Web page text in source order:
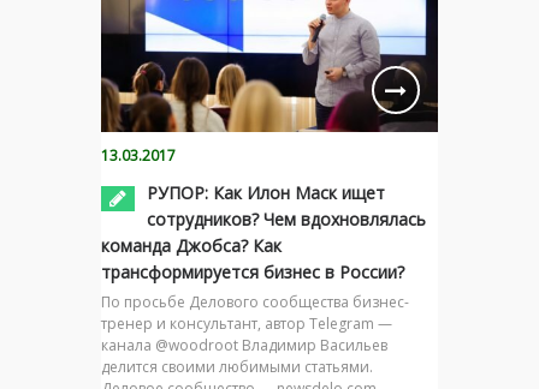
13.03.2017
РУПОР: Как Илон Маск ищет
сотрудников? Чем вдохновлялась
команда Джобса? Как
трансформируется бизнес в России?
По просьбе Делового сообщества бизнес-
тренер и консультант, автор Telegram —
канала @woodroot Владимир Васильев
делится своими любимыми статьями.